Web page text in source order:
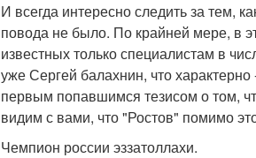
И всегда интересно следить за тем,
повода не было. По крайней мере, в
известных только специалистам в
уже Сергей балахнин, что
первым попавшимся тезисом о том,
видим с вами, что "Ростов" помимо
Чемпион россии эззатоллахи.